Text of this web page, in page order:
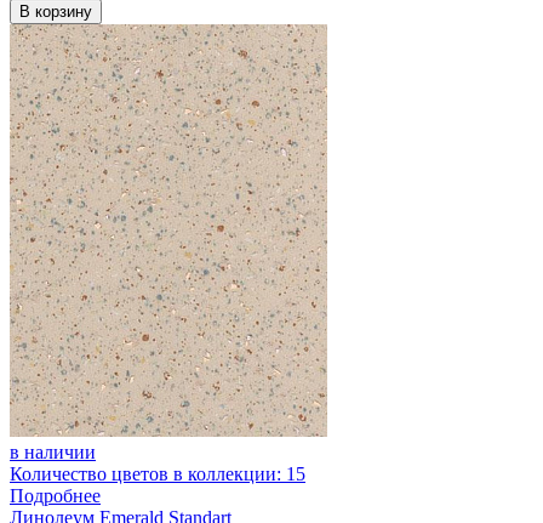
В корзину
в наличии
Количество цветов в коллекции: 15
Подробнее
Линолеум Emerald Standart